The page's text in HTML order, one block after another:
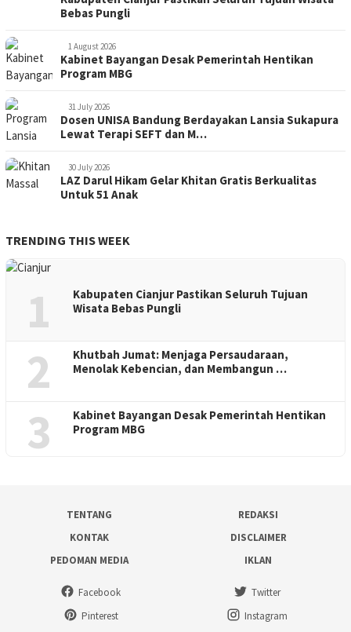
Bebas Pungli
1 August 2026
Kabinet Bayangan Desak Pemerintah Hentikan
Program MBG
31 July 2026
Dosen UNISA Bandung Berdayakan Lansia Sukapura
Lewat Terapi SEFT dan M…
30 July 2026
LAZ Darul Hikam Gelar Khitan Gratis Berkualitas
Untuk 51 Anak
TRENDING THIS WEEK
1
Kabupaten Cianjur Pastikan Seluruh Tujuan
Wisata Bebas Pungli
2
Khutbah Jumat: Menjaga Persaudaraan,
Menolak Kebencian, dan Membangun …
3
Kabinet Bayangan Desak Pemerintah Hentikan
Program MBG
TENTANG
REDAKSI
KONTAK
DISCLAIMER
PEDOMAN MEDIA
IKLAN
Facebook
Twitter
Pinterest
Instagram